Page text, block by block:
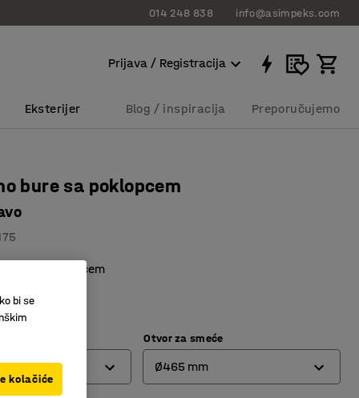
014 248 838 info@asimpeks.com
Prijava / Registracija
Eksterijer Blog / inspiracija Preporučujemo
bure sa poklopcem
se sa poklopcem
hrane
Otvor za smeće
Ø465 mm
bi se
kolačiće